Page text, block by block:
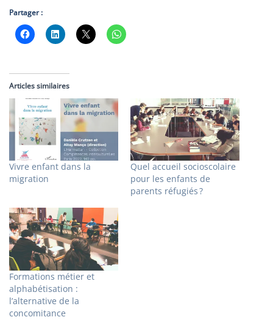
Partager :
Articles similaires
Vivre enfant dans la
migration
Quel accueil socioscolaire
pour les enfants de
parents réfugiés ?
Formations métier et
alphabétisation :
l’alternative de la
concomitance